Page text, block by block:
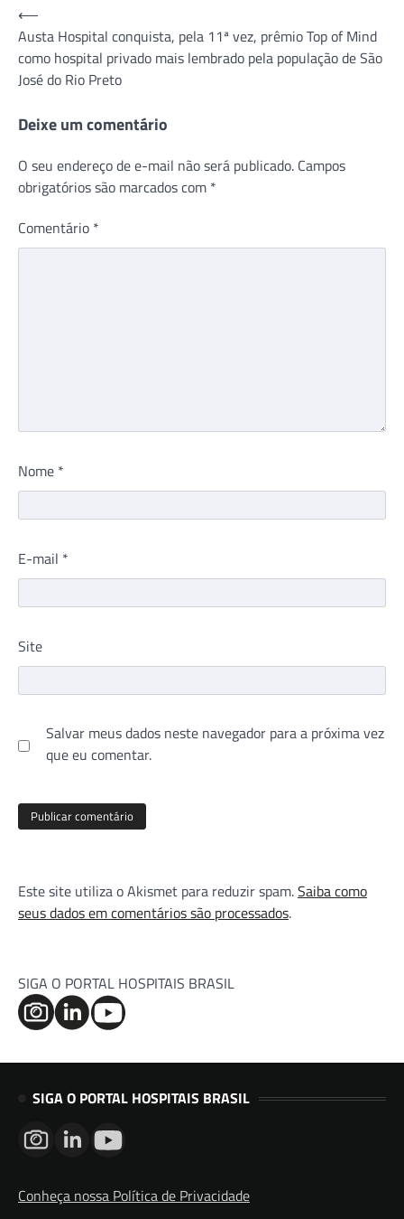
Navegação
de
Post
⟵
Austa Hospital conquista, pela 11ª vez, prêmio Top of Mind
como hospital privado mais lembrado pela população de São
José do Rio Preto
Deixe um comentário
O seu endereço de e-mail não será publicado. Campos
obrigatórios são marcados com *
Comentário *
Nome *
E-mail *
Site
Salvar meus dados neste navegador para a próxima vez
que eu comentar.
Este site utiliza o Akismet para reduzir spam.Saiba como
seus dados em comentários são processados.
SIGA O PORTAL HOSPITAIS BRASIL
SIGA O PORTAL HOSPITAIS BRASIL
Conheça nossa Política de Privacidade